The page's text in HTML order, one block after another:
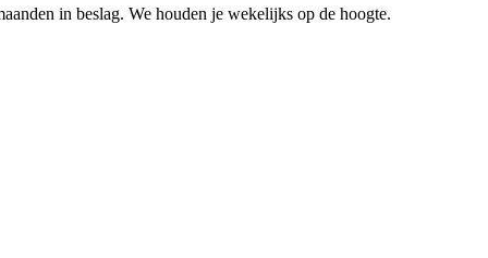
in beslag. We houden je wekelijks op de hoogte.